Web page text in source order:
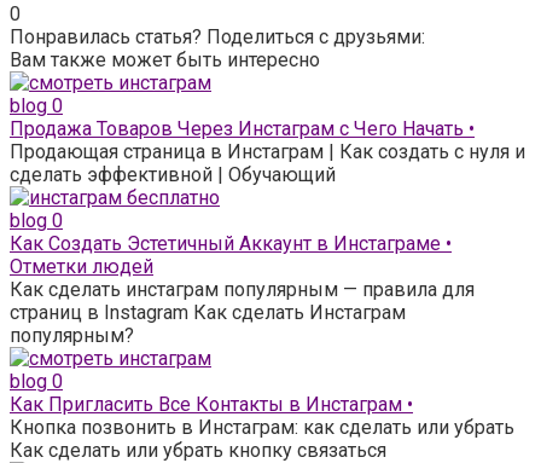
0
Понравилась статья? Поделиться с друзьями:
Вам также может быть интересно
blog 0
Продажа Товаров Через Инстаграм с Чего Начать •
Продающая страница в Инстаграм | Как создать с нуля и
сделать эффективной | Обучающий
blog 0
Как Создать Эстетичный Аккаунт в Инстаграме •
Отметки людей
Как сделать инстаграм популярным — правила для
страниц в Instagram Как сделать Инстаграм
популярным?
blog 0
Как Пригласить Все Контакты в Инстаграм •
Кнопка позвонить в Инстаграм: как сделать или убрать
Как сделать или убрать кнопку связаться